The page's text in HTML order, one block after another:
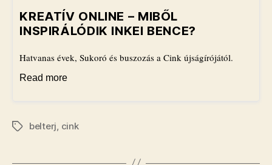
KREATÍV ONLINE – MIBŐL
INSPIRÁLÓDIK INKEI BENCE?
Hatvanas évek, Sukoró és buszozás a Cink újságírójától.
Read more
Címkékbelterj, cink